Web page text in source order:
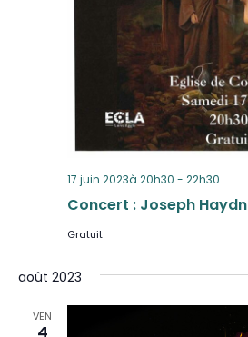
Concert : Joseph Haydn
17 juin 2023à 20h30 - 22h30
Gratuit
août 2023
VEN
4